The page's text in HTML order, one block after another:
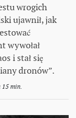
wrogich
ujawnił, jak
wywołał
i stał się
dronów”.
15 min.